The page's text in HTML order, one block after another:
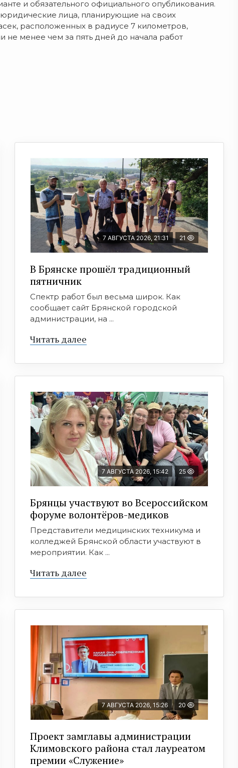
и обязательного официального опубликования.
лица, планирующие на своих
расположенных в радиусе 7 километров,
не менее чем за пять дней до начала работ
7 АВГУСТА 2026, 21:31 21
В Брянске прошёл традиционный
пятничник
Спектр работ был весьма широк. Как
сообщает сайт Брянской городской
администрации, на ...
Читать далее
7 АВГУСТА 2026, 15:42 25
Брянцы участвуют во Всероссийском
форуме волонтёров-медиков
Представители медицинских техникума и
колледжей Брянской области участвуют в
мероприятии. Как ...
Читать далее
7 АВГУСТА 2026, 15:26 20
Проект замглавы администрации
Климовского района стал лауреатом
премии «Служение»